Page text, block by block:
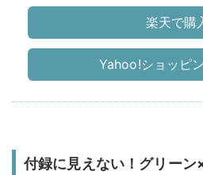
楽天で購
Yahoo!ショッピ
付録に見えない！グリーン